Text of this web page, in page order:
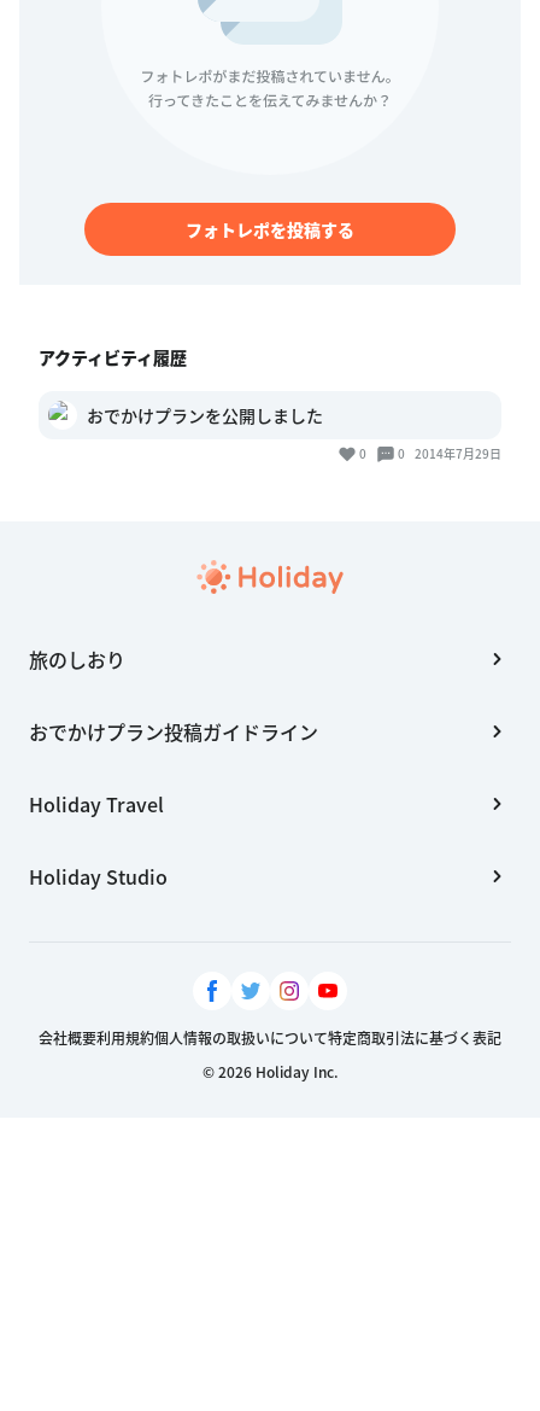
フォトレポを投稿する
アクティビティ履歴
おでかけプランを公開しました
0 0 2014年7月29日
旅のしおり
おでかけプラン投稿ガイドライン
Holiday Travel
Holiday Studio
会社概要利用規約個人情報の取扱いについて特定商取引法に基づく表記
© 2026 Holiday Inc.